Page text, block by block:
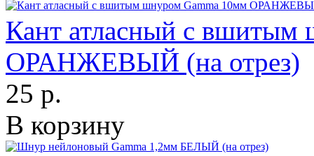
Кант атласный с
ОРАНЖЕВЫЙ (на отрез)
25 р.
В корзину